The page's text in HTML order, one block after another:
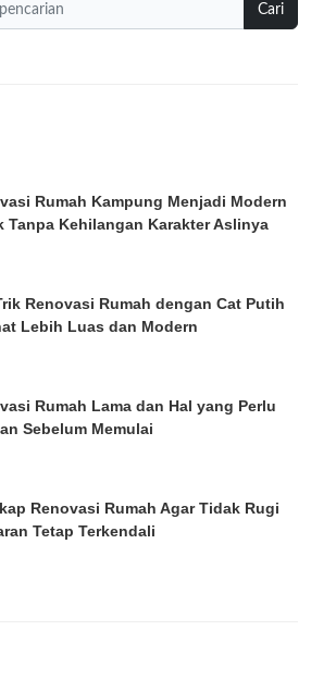
Cari
Rumah Kampung Menjadi Modern
Tanpa Kehilangan Karakter Aslinya
Renovasi Rumah dengan Cat Putih
Lebih Luas dan Modern
Rumah Lama dan Hal yang Perlu
Sebelum Memulai
Renovasi Rumah Agar Tidak Rugi
Tetap Terkendali